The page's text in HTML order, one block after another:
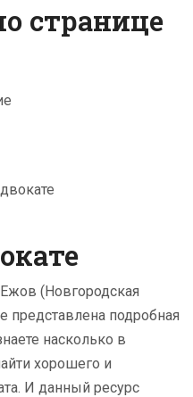
странице
(Новгородская
представлена подробная
насколько в
хорошего и
И данный ресурс